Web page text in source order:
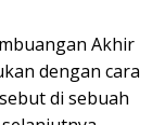
Akhir
dengan cara
di sebuah